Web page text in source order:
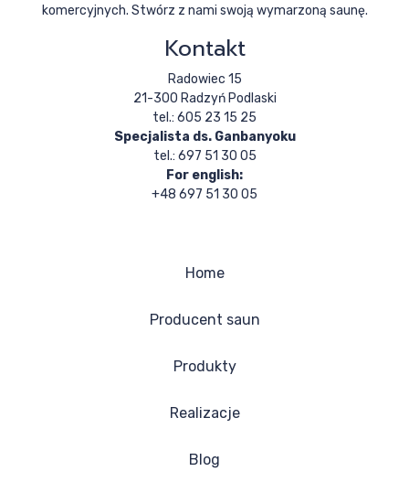
komercyjnych. Stwórz z nami swoją wymarzoną saunę.
Kontakt
Radowiec 15
21-300 Radzyń Podlaski
tel.: 605 23 15 25
Specjalista ds. Ganbanyoku
tel.: 697 51 30 05
For english:
+48 697 51 30 05
Home
Producent saun
Produkty
Realizacje
Blog